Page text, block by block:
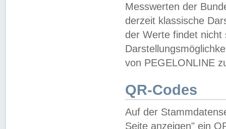
Messwerten der
derzeit klassische
der Werte findet
von PEGELONLINE
QR-Codes
Auf der
Seite anzeigen" ein